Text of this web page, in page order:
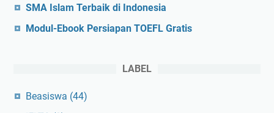
SMA Islam Terbaik di Indonesia
Modul-Ebook Persiapan TOEFL Gratis
LABEL
Beasiswa (44)